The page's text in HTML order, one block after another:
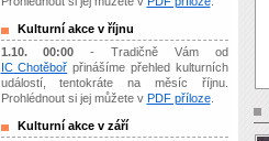
Kulturní akce v říjnu
1.10. 00:00 - Tradičně Vám od
IC Chotěboř přinášíme přehled kulturních
událostí, tentokráte na měsíc říjnu.
Prohlédnout si jej můžete v PDF příloze.
Kulturní akce v září